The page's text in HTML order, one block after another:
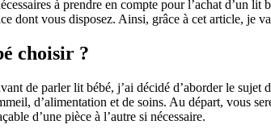
à prendre en compte pour l’achat d’un
dont vous disposez. Ainsi, grâce à cet article,
choisir ?
de parler lit bébé, j’ai décidé d’aborder le
d’alimentation et de soins. Au départ, vous
d’une pièce à l’autre si nécessaire.